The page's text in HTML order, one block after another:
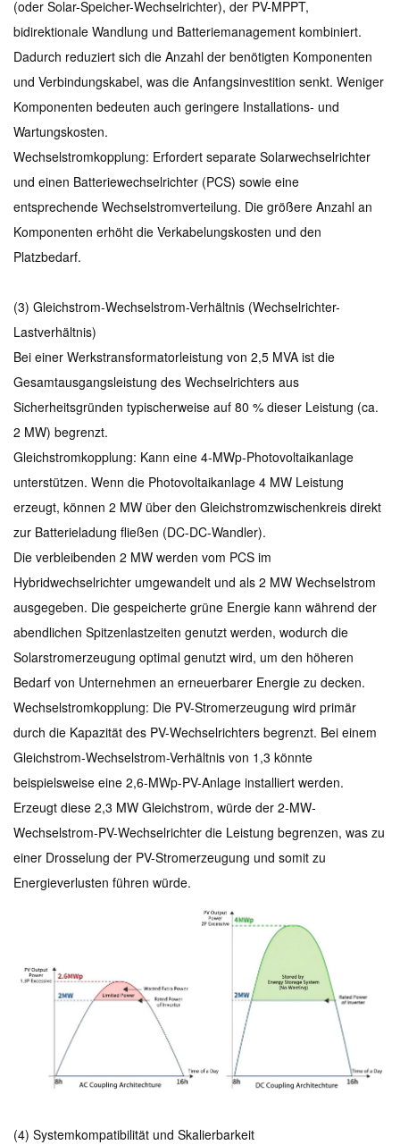
(oder Solar-Speicher-Wechselrichter), der PV-MPPT,
bidirektionale Wandlung und Batteriemanagement kombiniert.
Dadurch reduziert sich die Anzahl der benötigten Komponenten
und Verbindungskabel, was die Anfangsinvestition senkt. Weniger
Komponenten bedeuten auch geringere Installations- und
Wartungskosten.
Wechselstromkopplung: Erfordert separate Solarwechselrichter
und einen Batteriewechselrichter (PCS) sowie eine
entsprechende Wechselstromverteilung. Die größere Anzahl an
Komponenten erhöht die Verkabelungskosten und den
Platzbedarf.
(3) Gleichstrom-Wechselstrom-Verhältnis (Wechselrichter-
Lastverhältnis)
Bei einer Werkstransformatorleistung von 2,5 MVA ist die
Gesamtausgangsleistung des Wechselrichters aus
Sicherheitsgründen typischerweise auf 80 % dieser Leistung (ca.
2 MW) begrenzt.
Gleichstromkopplung: Kann eine 4-MWp-Photovoltaikanlage
unterstützen. Wenn die Photovoltaikanlage 4 MW Leistung
erzeugt, können 2 MW über den Gleichstromzwischenkreis direkt
zur Batterieladung fließen (DC-DC-Wandler).
Die verbleibenden 2 MW werden vom PCS im
Hybridwechselrichter umgewandelt und als 2 MW Wechselstrom
ausgegeben. Die gespeicherte grüne Energie kann während der
abendlichen Spitzenlastzeiten genutzt werden, wodurch die
Solarstromerzeugung optimal genutzt wird, um den höheren
Bedarf von Unternehmen an erneuerbarer Energie zu decken.
Wechselstromkopplung: Die PV-Stromerzeugung wird primär
durch die Kapazität des PV-Wechselrichters begrenzt. Bei einem
Gleichstrom-Wechselstrom-Verhältnis von 1,3 könnte
beispielsweise eine 2,6-MWp-PV-Anlage installiert werden.
Erzeugt diese 2,3 MW Gleichstrom, würde der 2-MW-
Wechselstrom-PV-Wechselrichter die Leistung begrenzen, was zu
einer Drosselung der PV-Stromerzeugung und somit zu
Energieverlusten führen würde.
(4) Systemkompatibilität und Skalierbarkeit